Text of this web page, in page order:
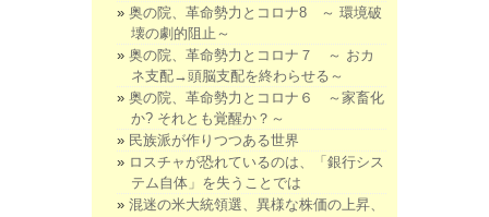
奥の院、革命勢力とコロナ8 ～ 環境破
壊の劇的阻止～
奥の院、革命勢力とコロナ７ ～ おカ
ネ支配→頭脳支配を終わらせる～
奥の院、革命勢力とコロナ６ ～家畜化
か? それとも覚醒か？～
民族派が作りつつある世界
ロスチャが恐れているのは、「銀行シス
テム自体」を失うことでは
混迷の米大統領選、異様な株価の上昇、